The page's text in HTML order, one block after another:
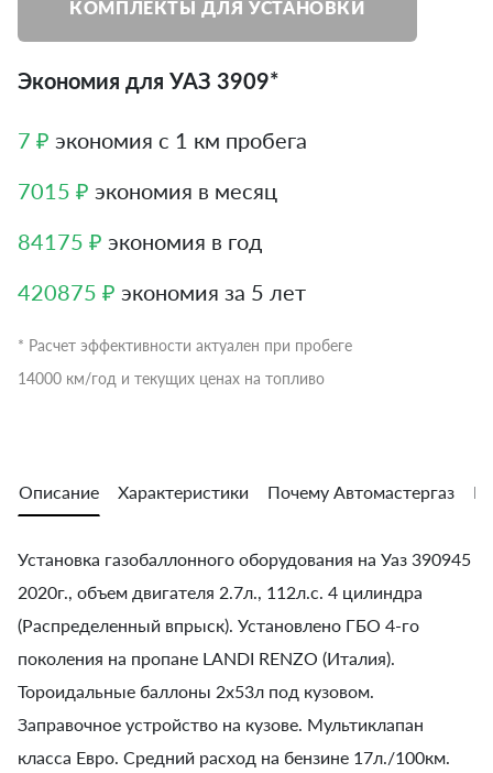
КОМПЛЕКТЫ ДЛЯ УСТАНОВКИ
Экономия для УАЗ 3909*
7 ₽ экономия с 1 км пробега
7015 ₽ экономия в месяц
84175 ₽ экономия в год
420875 ₽ экономия за 5 лет
* Расчет эффективности актуален при пробеге
14000 км/год и текущих ценах на топливо
Описание Характеристики Почему Автомастергаз
Установка газобаллонного оборудования на Уаз 390945
2020г., объем двигателя 2.7л., 112л.с. 4 цилиндра
(Распределенный впрыск). Установлено ГБО 4-го
поколения на пропане LANDI RENZO (Италия).
Тороидальные баллоны 2х53л под кузовом.
Заправочное устройство на кузове. Мультиклапан
класса Евро. Средний расход на бензине 17л./100км.